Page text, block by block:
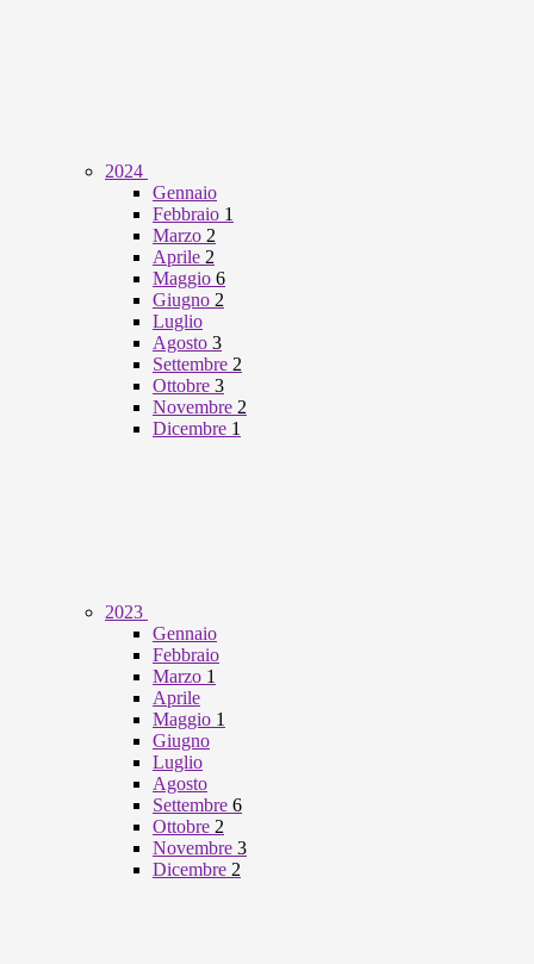
2024
Gennaio
Febbraio 1
Marzo 2
Aprile 2
Maggio 6
Giugno 2
Luglio
Agosto 3
Settembre 2
Ottobre 3
Novembre 2
Dicembre 1
2023
Gennaio
Febbraio
Marzo 1
Aprile
Maggio 1
Giugno
Luglio
Agosto
Settembre 6
Ottobre 2
Novembre 3
Dicembre 2